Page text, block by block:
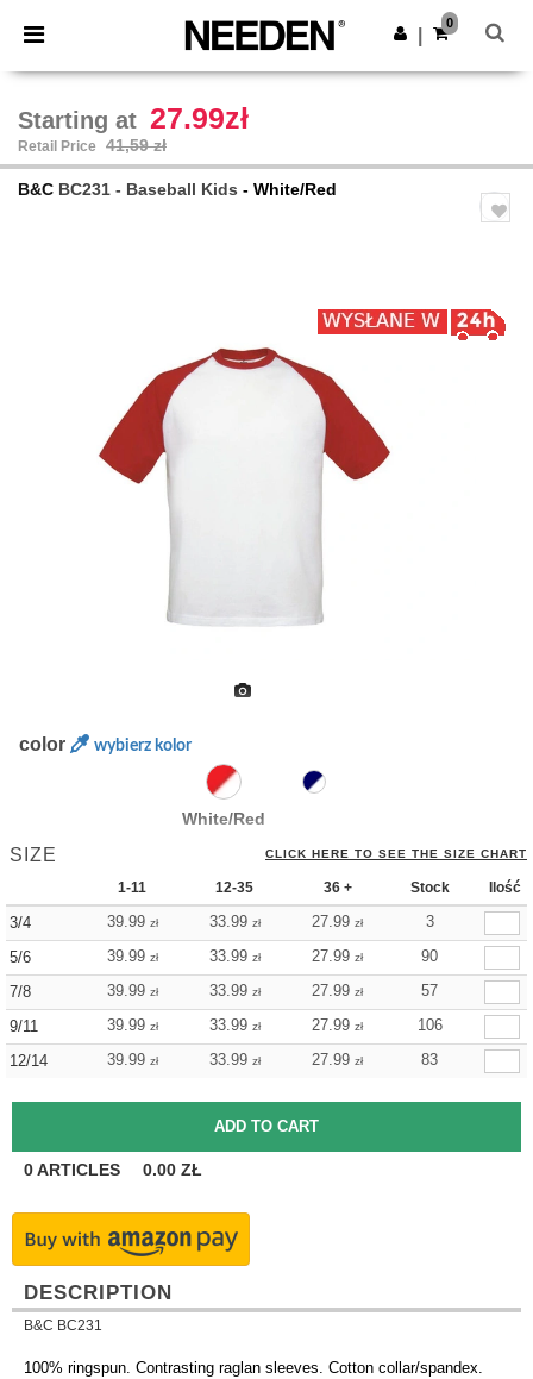
× Aplikacja Needen
Lepsze ceny w aplikacji!
Pobierz app
0
Starting at 27.99zł
Retail Price 41,59 zł
B&C BC231 - Baseball Kids - White/Red
color wybierz kolor
White/Red
SIZE CLICK HERE TO SEE THE SIZE CHART
1-11 12-35 36 + Stock Ilość
3/4 39.99 zł 33.99 zł 27.99 zł
3
5/6
39.99 zł 33.99 zł 27.99 zł
90
7/8
39.99 zł 33.99 zł 27.99 zł
57
9/11
39.99 zł 33.99 zł 27.99 zł
106
12/14
39.99 zł 33.99 zł 27.99 zł 83
0ARTICLES 0.00 ZŁ
DESCRIPTION
B&C BC231
100% ringspun. Contrasting raglan sleeves. Cotton collar/spandex.